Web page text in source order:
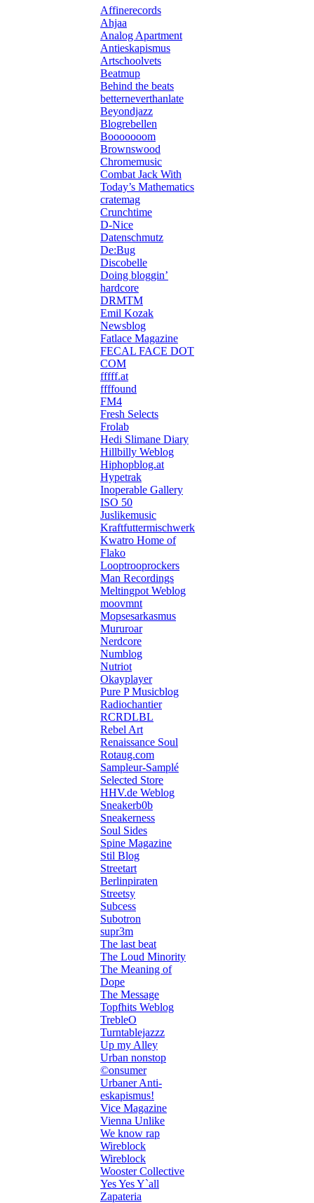
Affinerecords
Ahjaa
Analog Apartment
Antieskapismus
Artschoolvets
Beatmup
Behind the beats
betterneverthanlate
Beyondjazz
Blogrebellen
Booooooom
Brownswood
Chromemusic
Combat Jack With
Today’s Mathematics
cratemag
Crunchtime
D-Nice
Datenschmutz
De:Bug
Discobelle
Doing bloggin’
hardcore
DRMTM
Emil Kozak
Newsblog
Fatlace Magazine
FECAL FACE DOT
COM
fffff.at
ffffound
FM4
Fresh Selects
Frolab
Hedi Slimane Diary
Hillbilly Weblog
Hiphopblog.at
Hypetrak
Inoperable Gallery
ISO 50
Juslikemusic
Kraftfuttermischwerk
Kwatro Home of
Flako
Looptrooprockers
Man Recordings
Meltingpot Weblog
moovmnt
Mopsesarkasmus
Mururoar
Nerdcore
Numblog
Nutriot
Okayplayer
Pure P Musicblog
Radiochantier
RCRDLBL
Rebel Art
Renaissance Soul
Rotaug.com
Sampleur-Samplé
Selected Store
HHV.de Weblog
Sneakerb0b
Sneakerness
Soul Sides
Spine Magazine
Stil Blog
Streetart
Berlinpiraten
Streetsy
Subcess
Subotron
supr3m
The last beat
The Loud Minority
The Meaning of
Dope
The Message
Topfhits Weblog
TrebleO
Turntablejazzz
Up my Alley
Urban nonstop
©onsumer
Urbaner Anti-
eskapismus!
Vice Magazine
Vienna Unlike
We know rap
Wireblock
Wireblock
Wooster Collective
Yes Yes Y`all
Zapateria